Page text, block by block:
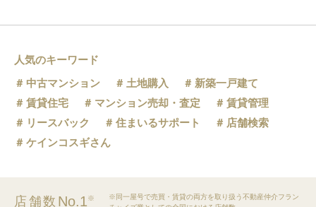
人気のキーワード
中古マンション
土地購入
新築一戸建て
賃貸住宅
マンション売却・査定
賃貸管理
リースバック
住まいるサポート
店舗検索
ケインコスギさん
店舗数 No.1※
※同一屋号で売買・賃貸の両方を取り扱う不動産仲介フラン